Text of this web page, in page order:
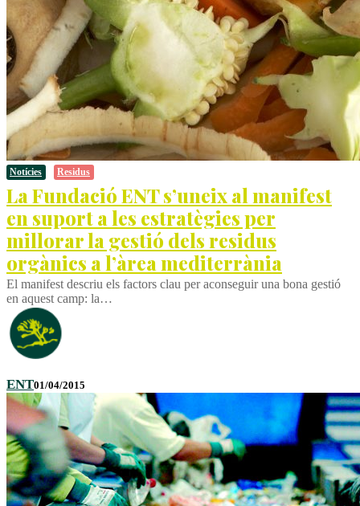
Notícies Residus
La Fundació ENT s’uneix al manifest
en suport a les estratègies per
millorar la gestió dels residus
orgànics a l’àrea mediterrània
El manifest descriu els factors clau per aconseguir una bona gestió
en aquest camp: la…
ENT01/04/2015